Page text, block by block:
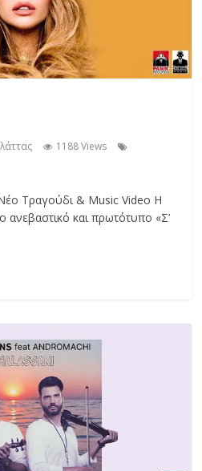
1188 Views
Τραγούδι & Music Video Η
ανεβαστικό και πρωτότυπο «Σ’